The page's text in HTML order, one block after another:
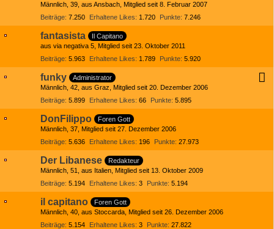
Männlich 39 aus Ansbach Mitglied seit 8. Februar 2007
Beiträge 7.250 Erhaltene Likes 1.720 Punkte 7.246
fantasista
Il Capitano
aus via negativa 5 Mitglied seit 23. Oktober 2011
Beiträge 5.963 Erhaltene Likes 1.789 Punkte 5.920
funky
Administrator
Männlich 42 aus Graz Mitglied seit 20. Dezember 2006
Beiträge 5.899 Erhaltene Likes 66 Punkte 5.895
DonFilippo
Foren Gott
Männlich 37 Mitglied seit 27. Dezember 2006
Beiträge 5.636 Erhaltene Likes 196 Punkte 27.973
Der Libanese
Redakteur
Männlich 51 aus Italien Mitglied seit 13. Oktober 2009
Beiträge 5.194 Erhaltene Likes 3 Punkte 5.194
il capitano
Foren Gott
Männlich 40 aus Stoccarda Mitglied seit 26. Dezember 2006
Beiträge 5.154 Erhaltene Likes 3 Punkte 27.822